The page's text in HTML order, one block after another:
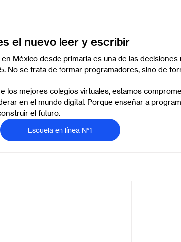
el nuevo leer y escribir
México desde primaria es una de las decisiones
No se trata de formar programadores, sino de
los mejores colegios virtuales, estamos
en el mundo digital. Porque enseñar a
el futuro.
Escuela en línea N°1